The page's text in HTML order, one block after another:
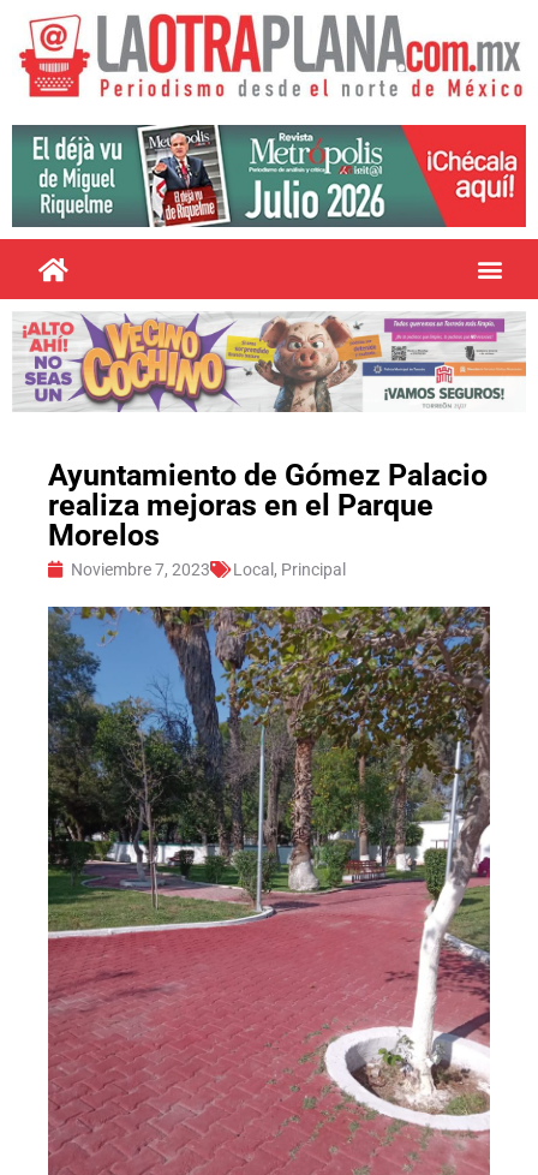
Ayuntamiento de Gómez Palacio
realiza mejoras en el Parque
Morelos
Noviembre 7, 2023 Local , Principal